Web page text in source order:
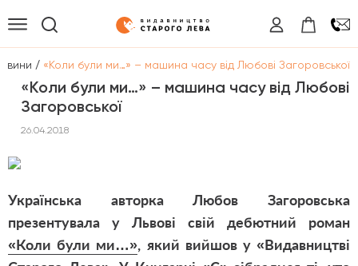
/ «Коли були ми…» – машина часу від Любові Загоровської
«Коли були ми…» – машина часу від Любові
Загоровської
26.04.2018
Українська авторка Любов Загоровська
презентувала у Львові свій дебютний роман
«Коли були ми…», який вийшов у «Видавництві